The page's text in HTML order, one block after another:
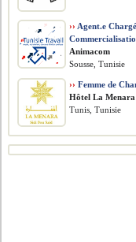
›› Agent.e
Animacom
Sousse, Tunisie
›› Femme de
Hôtel La Menara
Tunis, Tunisie